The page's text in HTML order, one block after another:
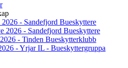
- Sandefjord Bueskyttere
2026 - Sandefjord Bueskyttere
- Tinden Bueskytterklubb
- Yrjar IL - Bueskyttergruppa